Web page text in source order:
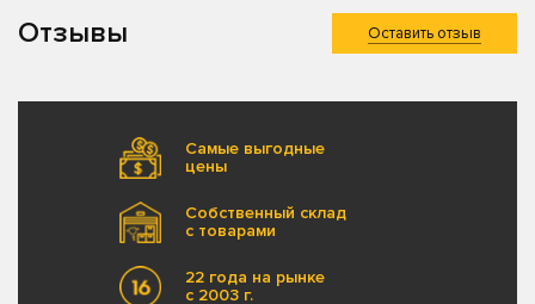
Отзывы Оставить отзыв
Самые выгодные
цены
Собственный склад
с товарами
22 года на рынке
с 2003 г.